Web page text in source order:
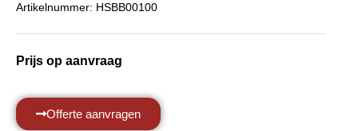
Artikelnummer: HSBB00100
Prijs op aanvraag
Offerte aanvragen